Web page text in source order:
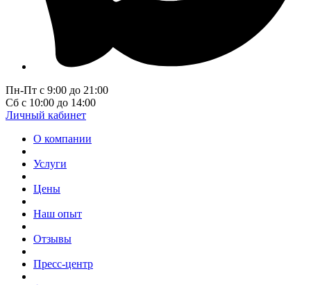
Пн-Пт с 9:00 до 21:00
Сб с 10:00 до 14:00
Личный кабинет
О компании
Услуги
Цены
Наш опыт
Отзывы
Пресс-центр